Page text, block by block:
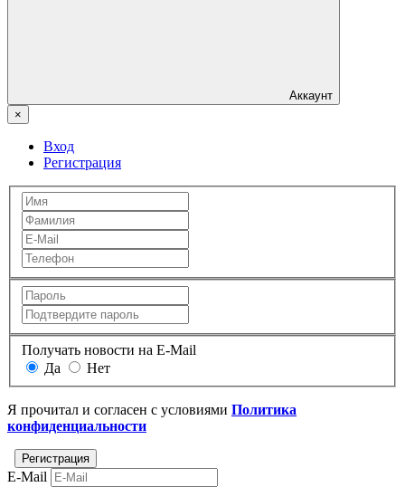
Аккаунт
×
Вход
Регистрация
Получать новости на E-Mail
Да
Нет
Я прочитал и согласен с условиями Политика
конфиденциальности
E-Mail